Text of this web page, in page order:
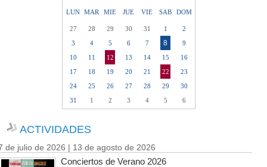
LUN MAR MIE JUE VIE SAB DOM
27 28 29 30 31 1
2
3
4 5 6 7 8
9
10
11 12 13 14 15
16
17
18 19 20 21 22
23
24
25 26 27 28 29
30
31
1 2 3 4 5 6
ACTIVIDADES
de julio de 2026 | 13 de agosto de 2026
Conciertos de Verano 2026